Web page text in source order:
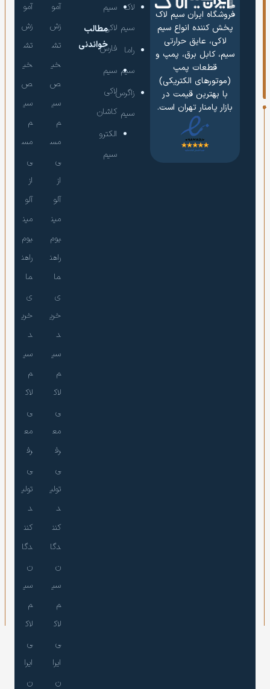
فروشگاه ایران سیم لاک
پخش کننده انواع سیم
لاکی، عایق حرارتی
سیم، کابل برق، پمپ و
قطعات پمپ
(موتورهای الکتریکی)
با بهترین قیمت در
بازار پامنار تهران است.
لاک
سیم
راما
سیم
زاگرس
سیم
سیم
لاکی
فارس
سیم
لاکی
کاشان
الکترو
سیم
مطالب
خواندنی
آمو
زش
تش
خی
ص
سی
م
مس
ی
از
آلو
مین
یوم
راهن
ما
ی
خری
د
سی
م
لاک
ی
مع
رف
ی
تولی
د
کنن
دگا
ن
سی
م
لاک
ی
ایرا
ن
آمو
زش
تش
خی
ص
سی
م
مس
ی
از
آلو
مین
یوم
راهن
ما
ی
خری
د
سی
م
لاک
ی
مع
رف
ی
تولی
د
کنن
دگا
ن
سی
م
لاک
ی
ایرا
ن